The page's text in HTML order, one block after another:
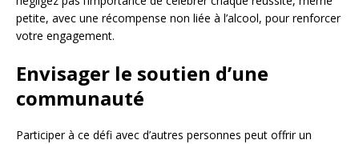
petite, avec une récompense non liée à l’alcool, pour renforcer
votre engagement.
Envisager le soutien d’une
communauté
Participer à ce défi avec d’autres personnes peut offrir un